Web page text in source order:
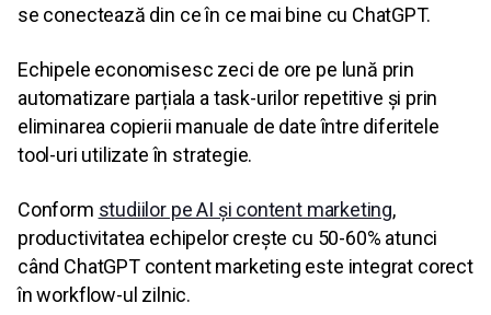
se conectează din ce în ce mai bine cu ChatGPT.
Echipele economisesc zeci de ore pe lună prin
automatizare parțiala a task-urilor repetitive și prin
eliminarea copierii manuale de date între diferitele
tool-uri utilizate în strategie.
Conform studiilor pe AI și content marketing,
productivitatea echipelor crește cu 50-60% atunci
când ChatGPT content marketing este integrat corect
în workflow-ul zilnic.